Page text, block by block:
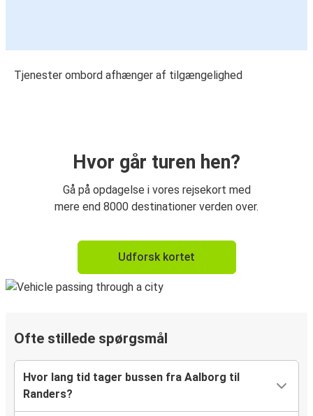
Tjenester ombord afhænger af tilgængelighed
Hvor går turen hen?
Gå på opdagelse i vores rejsekort med
mere end 8000 destinationer verden over.
Udforsk kortet
Ofte stillede spørgsmål
Hvor lang tid tager bussen fra Aalborg til
Randers?